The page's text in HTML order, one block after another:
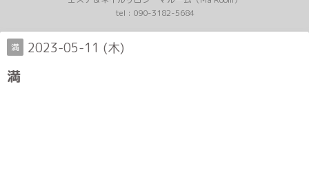
tel : 090-3182-5684
満 2023-05-11 (木)
満